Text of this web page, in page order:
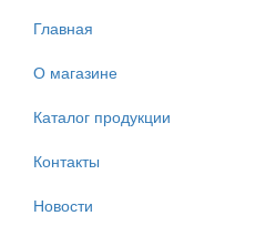
Главная
О магазине
Каталог продукции
Контакты
Новости